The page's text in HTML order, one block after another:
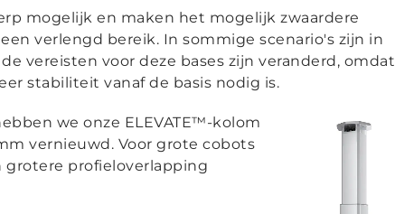
mogelijk en maken het mogelijk zwaardere
verlengd bereik. In sommige scenario's zijn in
vereisten voor deze bases zijn veranderd, omdat
stabiliteit vanaf de basis nodig is.
we onze ELEVATE™-kolom
vernieuwd. Voor grote cobots
grotere profieloverlapping